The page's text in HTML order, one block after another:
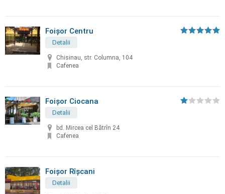
Foișor Centru
Detalii
Chisinau, str. Columna, 104
Cafenea
Foișor Ciocana
Detalii
bd. Mircea cel Bătrîn 24
Cafenea
Foișor Rîșcani
Detalii